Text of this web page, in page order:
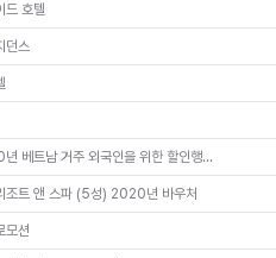
드 호텔
던스
베트남 거주 외국인을 위한 할인행...
조트 앤 스파 (5성) 2020년 바우처
모션